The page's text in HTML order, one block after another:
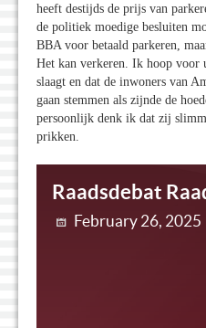
heeft destijds de prijs van
de politiek moedige besluiten
BBA voor betaald parkeren,
Het kan verkeren. Ik hoop voor
slaagt en dat de inwoners van
gaan stemmen als zijnde de
persoonlijk denk ik dat zij
prikken.